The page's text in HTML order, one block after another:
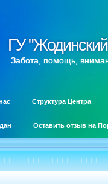
ГУ
ГУ
Забота, помощь,
Структура Центра
Оставить отзыв на